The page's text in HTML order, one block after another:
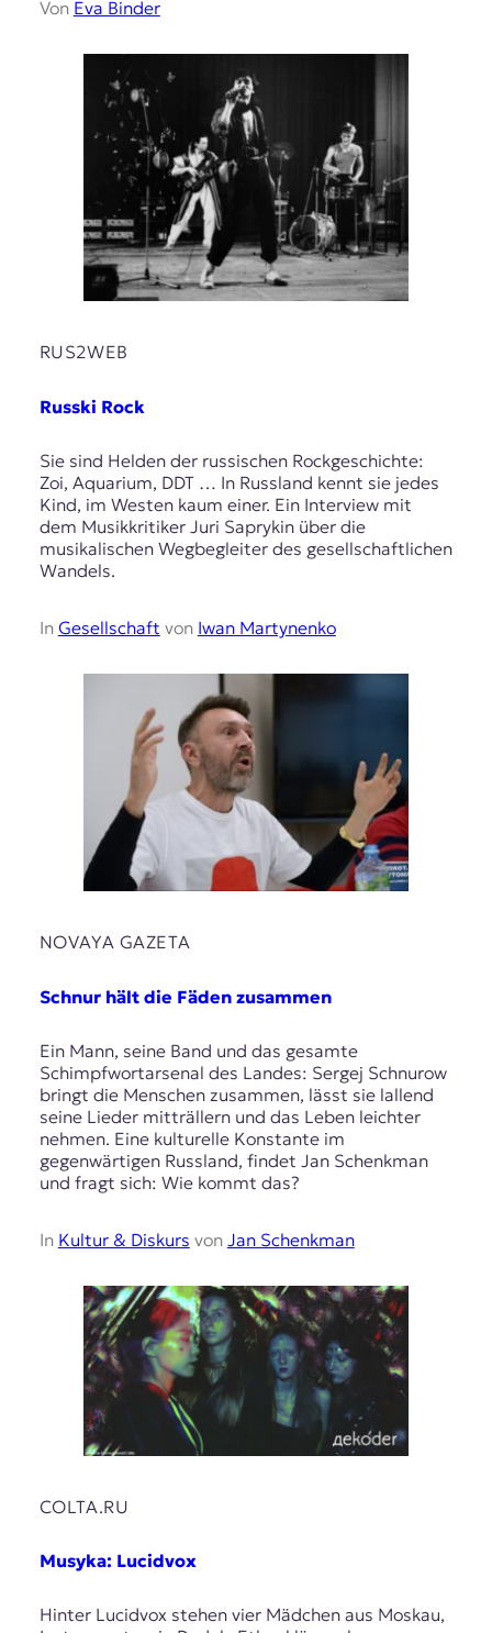
Von Eva Binder
RUS2WEB
Russki Rock
Sie sind Helden der russischen Rockgeschichte:
Zoi, Aquarium, DDT … In Russland kennt sie jedes
Kind, im Westen kaum einer. Ein Interview mit
dem Musikkritiker Juri Saprykin über die
musikalischen Wegbegleiter des gesellschaftlichen
Wandels.
In Gesellschaft von Iwan Martynenko
NOVAYA GAZETA
Schnur hält die Fäden zusammen
Ein Mann, seine Band und das gesamte
Schimpfwortarsenal des Landes: Sergej Schnurow
bringt die Menschen zusammen, lässt sie lallend
seine Lieder mitträllern und das Leben leichter
nehmen. Eine kulturelle Konstante im
gegenwärtigen Russland, findet Jan Schenkman
und fragt sich: Wie kommt das?
In Kultur & Diskurs von Jan Schenkman
COLTA.RU
Musyka: Lucidvox
Hinter Lucidvox stehen vier Mädchen aus Moskau,